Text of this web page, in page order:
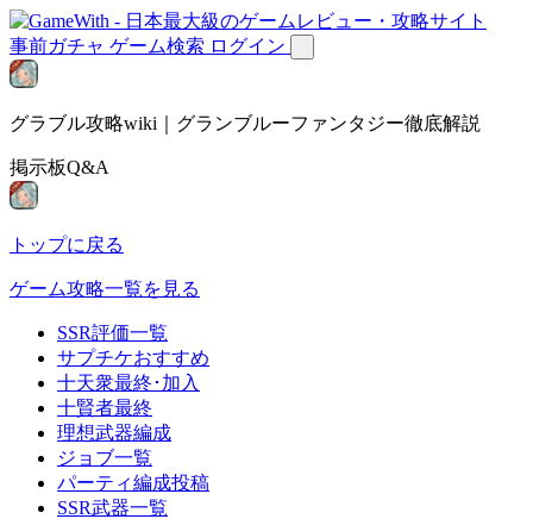
事前ガチャ ゲーム検索 ログイン
グラブル攻略wiki｜グランブルーファンタジー徹底解説
掲示板Q&A
トップに戻る
ゲーム攻略一覧を見る
SSR評価一覧
サプチケおすすめ
十天衆最終･加入
十賢者最終
理想武器編成
ジョブ一覧
パーティ編成投稿
SSR武器一覧